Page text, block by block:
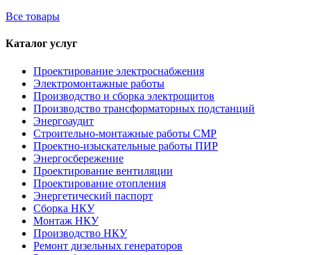
Все товары
Каталог услуг
Проектирование электроснабжения
Электромонтажные работы
Производство и сборка электрощитов
Производство трансформаторных подстанций
Энергоаудит
Строительно-монтажные работы СМР
Проектно-изыскательные работы ПИР
Энергосбережение
Проектирование вентиляции
Проектирование отопления
Энергетический паспорт
Сборка НКУ
Монтаж НКУ
Производство НКУ
Ремонт дизельных генераторов